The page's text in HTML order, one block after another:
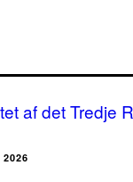
af det Tredje